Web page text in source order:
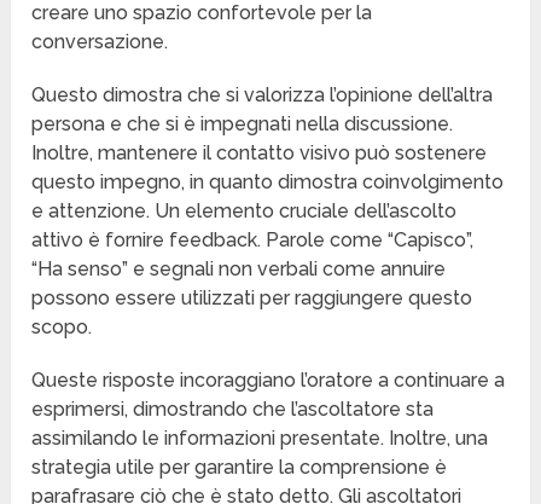
creare uno spazio confortevole per la
conversazione.
Questo dimostra che si valorizza l’opinione dell’altra
persona e che si è impegnati nella discussione.
Inoltre, mantenere il contatto visivo può sostenere
questo impegno, in quanto dimostra coinvolgimento
e attenzione. Un elemento cruciale dell’ascolto
attivo è fornire feedback. Parole come “Capisco”,
“Ha senso” e segnali non verbali come annuire
possono essere utilizzati per raggiungere questo
scopo.
Queste risposte incoraggiano l’oratore a continuare a
esprimersi, dimostrando che l’ascoltatore sta
assimilando le informazioni presentate. Inoltre, una
strategia utile per garantire la comprensione è
parafrasare ciò che è stato detto. Gli ascoltatori